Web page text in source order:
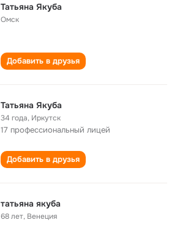
Татьяна Якуба
Омск
Добавить в друзья
Татьяна Якуба
34 года, Иркутск
17 профессиональный лицей
Добавить в друзья
татьяна якуба
68 лет, Венеция